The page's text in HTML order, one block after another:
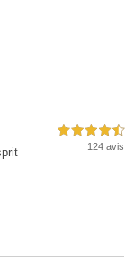
4,5 étoiles sur 5
124 avis